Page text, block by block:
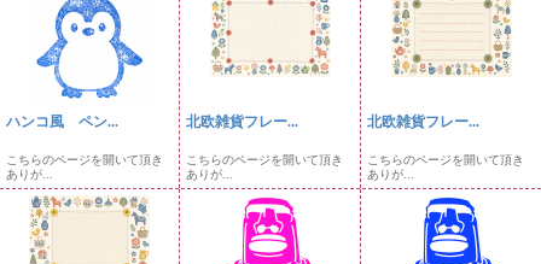
ハンコ風 ペン...
こちらのページを開いて頂き
ありが...
北欧雑貨フレー...
こちらのページを開いて頂き
ありが...
北欧雑貨フレー...
こちらのページを開いて頂き
ありが...